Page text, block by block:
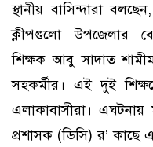
স্থানীয় বাসিন্দারা
ক্লীপগুলো উপজেলার
শিক্ষক আবু সাদাত
সহকর্মীর। এই দুই
এলাকাবাসীরা।
প্রশাসক (ডিসি) র’ কাছে